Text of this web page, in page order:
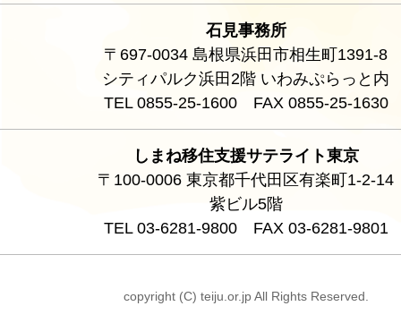
石見事務所
〒697-0034 島根県浜田市相生町1391-8
シティパルク浜田2階 いわみぷらっと内
TEL 0855-25-1600 FAX 0855-25-1630
しまね移住支援サテライト東京
〒100-0006 東京都千代田区有楽町1-2-14
紫ビル5階
TEL 03-6281-9800 FAX 03-6281-9801
copyright (C) teiju.or.jp All Rights Reserved.